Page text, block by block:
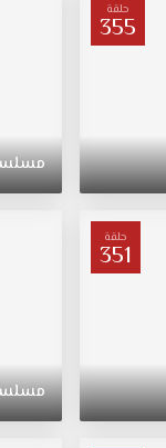
حلقة
355
حلقة
351